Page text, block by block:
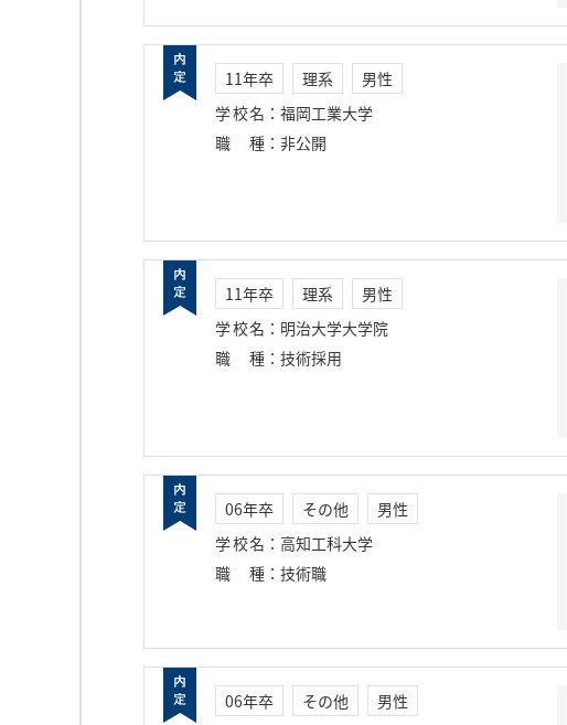
11年卒 理系
男性
学校名 ： 福岡工業大学
職種 ： 非公開
11年卒 理系
男性
学校名 ： 明治大学大学院
職種 ： 技術採用
06年卒 その他
男性
学校名 ： 高知工科大学
職種 ： 技術職
06年卒 その他
男性